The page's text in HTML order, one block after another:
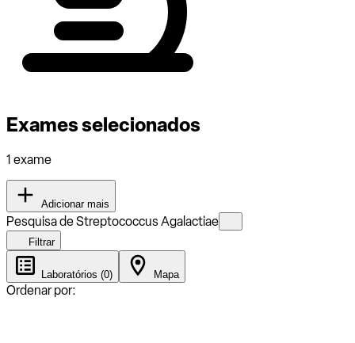
Exames selecionados
1 exame
Adicionar mais
Pesquisa de Streptococcus Agalactiae
Filtrar
Laboratórios (0) Mapa
Ordenar por: